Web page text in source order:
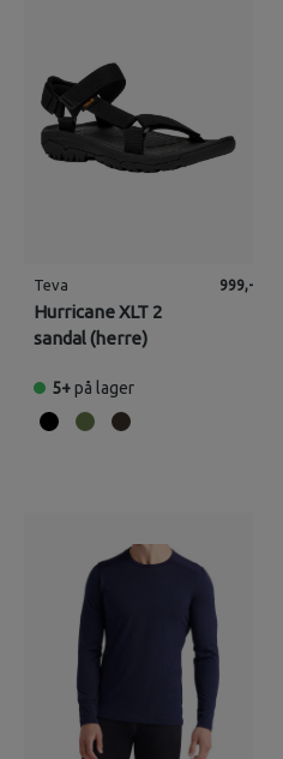
Teva
Hurricane XLT 2
sandal (herre)
999,-
5+på lager